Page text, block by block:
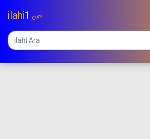
ilahi1 .Com